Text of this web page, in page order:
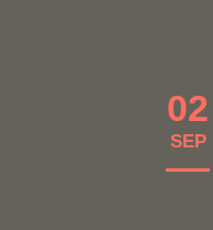
02
SEP